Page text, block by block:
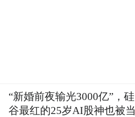
“新婚前夜输光3000亿”，硅
谷最红的25岁AI股神也被当